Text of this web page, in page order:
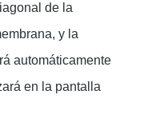
de la
y la
automáticamente
en la pantalla